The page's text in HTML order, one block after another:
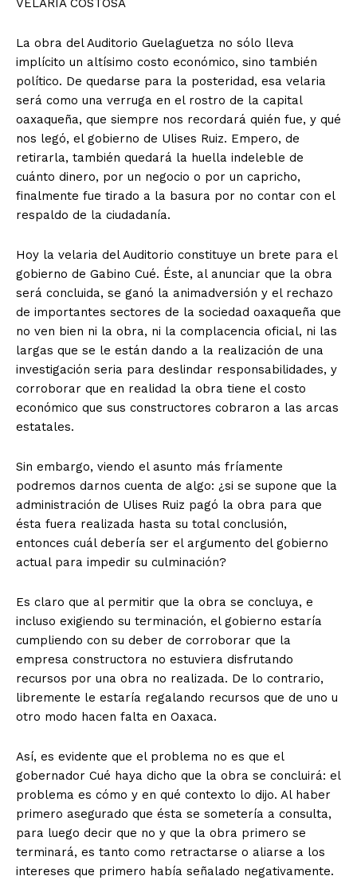
+ Todas las formas de lucha, potencialmente enlazadas
VELARIA COSTOSA
La obra del Auditorio Guelaguetza no sólo lleva
implícito un altísimo costo económico, sino también
político. De quedarse para la posteridad, esa velaria
será como una verruga en el rostro de la capital
oaxaqueña, que siempre nos recordará quién fue, y qué
nos legó, el gobierno de Ulises Ruiz. Empero, de
retirarla, también quedará la huella indeleble de
cuánto dinero, por un negocio o por un capricho,
finalmente fue tirado a la basura por no contar con el
respaldo de la ciudadanía.
Hoy la velaria del Auditorio constituye un brete para el
gobierno de Gabino Cué. Éste, al anunciar que la obra
será concluida, se ganó la animadversión y el rechazo
de importantes sectores de la sociedad oaxaqueña que
no ven bien ni la obra, ni la complacencia oficial, ni las
largas que se le están dando a la realización de una
investigación seria para deslindar responsabilidades, y
corroborar que en realidad la obra tiene el costo
económico que sus constructores cobraron a las arcas
estatales.
Sin embargo, viendo el asunto más fríamente
podremos darnos cuenta de algo: ¿si se supone que la
administración de Ulises Ruiz pagó la obra para que
ésta fuera realizada hasta su total conclusión,
entonces cuál debería ser el argumento del gobierno
actual para impedir su culminación?
Es claro que al permitir que la obra se concluya, e
incluso exigiendo su terminación, el gobierno estaría
cumpliendo con su deber de corroborar que la
empresa constructora no estuviera disfrutando
recursos por una obra no realizada. De lo contrario,
libremente le estaría regalando recursos que de uno u
otro modo hacen falta en Oaxaca.
Así, es evidente que el problema no es que el
gobernador Cué haya dicho que la obra se concluirá: el
problema es cómo y en qué contexto lo dijo. Al haber
primero asegurado que ésta se sometería a consulta,
para luego decir que no y que la obra primero se
terminará, es tanto como retractarse o aliarse a los
intereses que primero había señalado negativamente.